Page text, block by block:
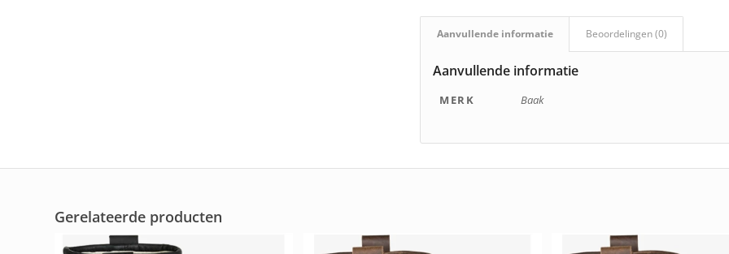
Aanvullende informatie Beoordelingen (0)
Aanvullende informatie
MERK Baak
Gerelateerde producten